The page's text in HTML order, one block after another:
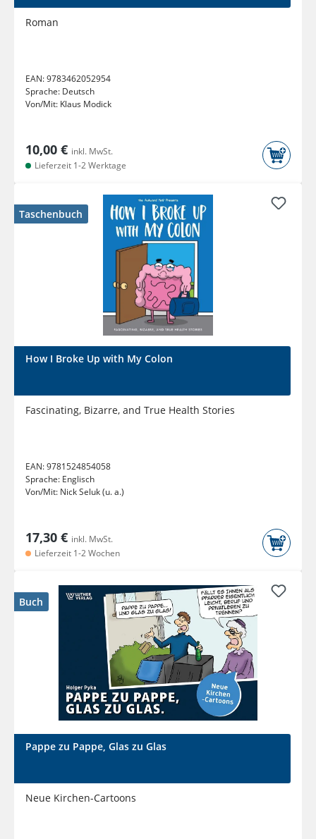
Roman
EAN:9783462052954
Sprache: Deutsch
Von/Mit: Klaus Modick
10,00 € inkl. MwSt.
Lieferzeit 1-2 Werktage
Taschenbuch
How I Broke Up with My Colon
Fascinating, Bizarre, and True Health Stories
EAN:9781524854058
Sprache: Englisch
Von/Mit: Nick Seluk (u. a.)
17,30 € inkl. MwSt.
Lieferzeit 1-2 Wochen
Buch
Pappe zu Pappe, Glas zu Glas
Neue Kirchen-Cartoons